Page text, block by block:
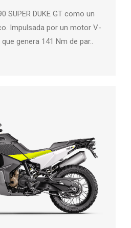
SUPER DUKE GT como un
Impulsada por un motor V-
genera 141 Nm de par..